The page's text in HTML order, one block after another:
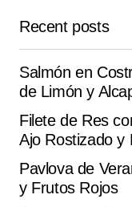
Submit
Recent posts
Salmón en
de Limón y
Filete de Res
Ajo Rostizado y
Pavlova de
y Frutos Rojos